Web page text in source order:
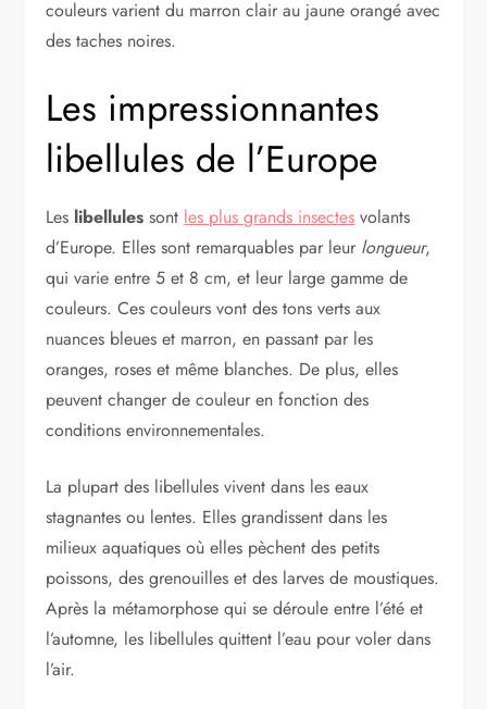
couleurs varient du marron clair au jaune orangé avec
des taches noires.
Les impressionnantes
libellules de l’Europe
Les libellules sont les plus grands insectes volants
d’Europe. Elles sont remarquables par leur longueur,
qui varie entre 5 et 8 cm, et leur large gamme de
couleurs. Ces couleurs vont des tons verts aux
nuances bleues et marron, en passant par les
oranges, roses et même blanches. De plus, elles
peuvent changer de couleur en fonction des
conditions environnementales.
La plupart des libellules vivent dans les eaux
stagnantes ou lentes. Elles grandissent dans les
milieux aquatiques où elles pèchent des petits
poissons, des grenouilles et des larves de moustiques.
Après la métamorphose qui se déroule entre l’été et
l’automne, les libellules quittent l’eau pour voler dans
l’air.